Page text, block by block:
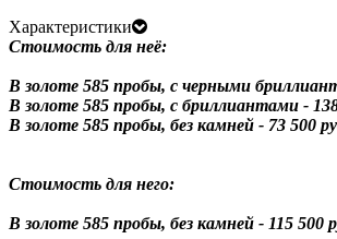
Характеристики
Стоимость для неё:
В золоте 585 пробы, с черными
В золоте 585 пробы, с бриллиантами -
В золоте 585 пробы, без камней - 73 500
Стоимость для него:
В золоте 585 пробы, без камней - 115 500